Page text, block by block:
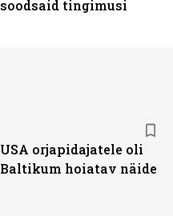
soodsaid tingimusi
USA orjapidajatele oli
Baltikum hoiatav näide